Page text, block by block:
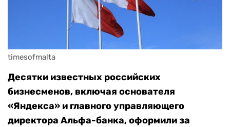
timesofmalta
Десятки известных российских
бизнесменов, включая основателя
«Яндекса» и главного управляющего
директора Альфа-банка, оформили за